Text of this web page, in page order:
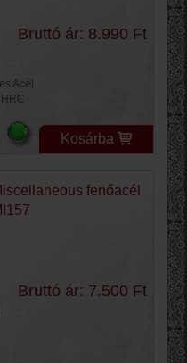
Bruttó ár: 8.990 Ft
Acél
Kosárba
fenőacél
Bruttó ár: 7.500 Ft